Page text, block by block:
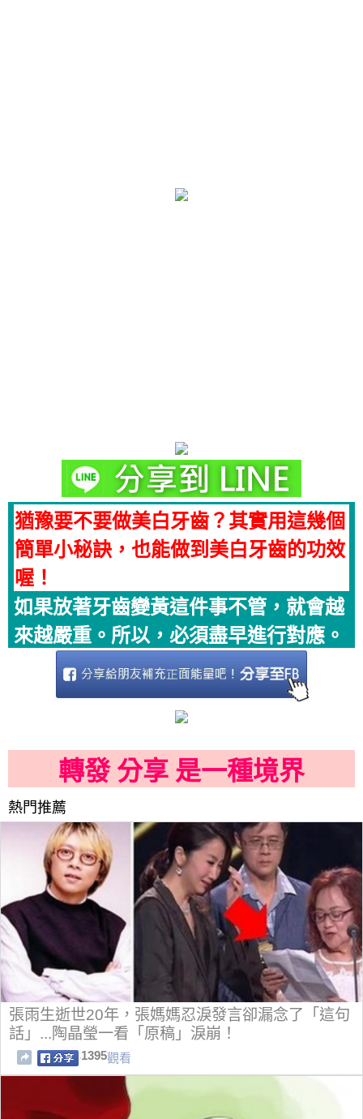
猶豫要不要做美白牙齒？其實用這幾個
簡單小秘訣，也能做到美白牙齒的功效
喔！
如果放著牙齒變黃這件事不管，就會越
來越嚴重。所以，必須盡早進行對應。
轉發 分享 是一種境界
熱門推薦
張雨生逝世20年，張媽媽忍淚發言卻漏念了「這句
話」...陶晶瑩一看「原稿」淚崩！
1395觀看